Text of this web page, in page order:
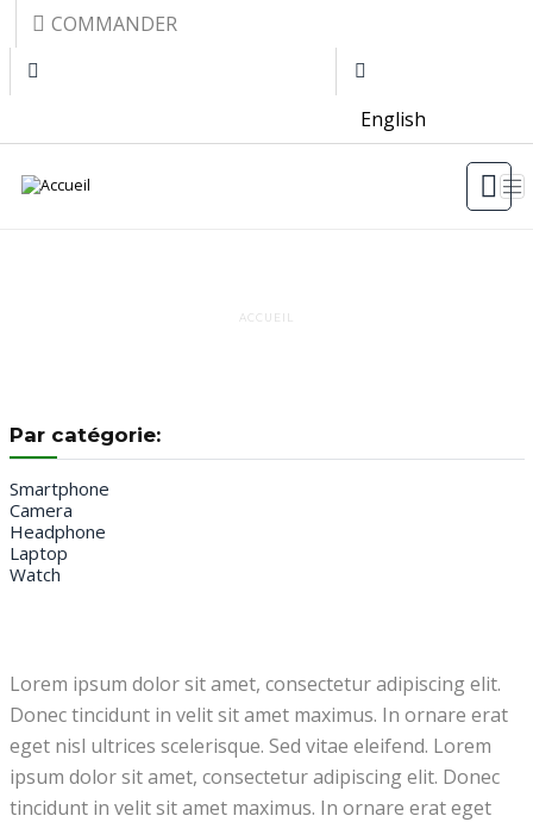
Aller au contenu principal
Top menu
COMMANDER
English
ACCUEIL
Lorem ipsum dolor sit amet, consectetur adipiscing elit.
Donec tincidunt in velit sit amet maximus. In ornare erat
eget nisl ultrices scelerisque. Sed vitae eleifend. Lorem
ipsum dolor sit amet, consectetur adipiscing elit. Donec
tincidunt in velit sit amet maximus. In ornare erat eget
Par catégorie:
Smartphone
Camera
Headphone
Laptop
Watch